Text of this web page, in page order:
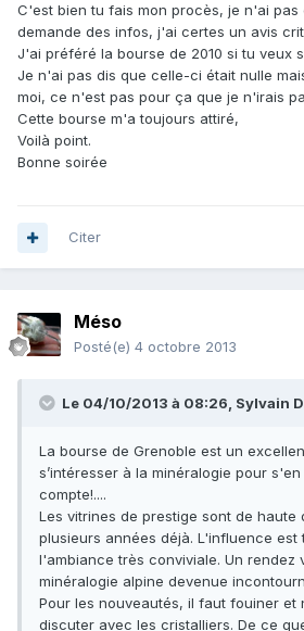
C'est bien tu fais mon procès, je n'ai pas
demande des infos, j'ai certes un avis
J'ai préféré la bourse de 2010 si tu veux
Je n'ai pas dis que celle-ci était nulle
moi, ce n'est pas pour ça que je n'irais
Cette bourse m'a toujours attiré,
Voilà point.
Bonne soirée
Citer
Méso
Posté(e) 4 octobre 2013
Le 04/10/2013 à 08:26, Sylvain
La bourse de Grenoble est un
s’intéresser à la minéralogie pour
compte!....
Les vitrines de prestige sont de haute
plusieurs années déjà. L'influence est
l'ambiance très conviviale. Un rendez
minéralogie alpine devenue
Pour les nouveautés, il faut fouiner et
discuter avec les cristalliers. De ce